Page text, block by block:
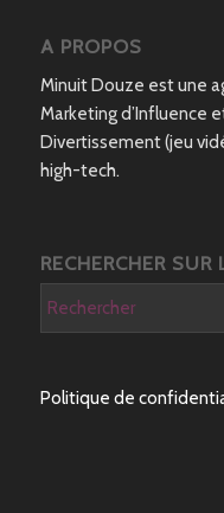
A PROPOS
Minuit Douze est une
Marketing d’Influence
Divertissement (jeu
high-tech.
RECHERCHER SUR
Politique de